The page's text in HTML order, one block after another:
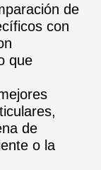
de
con
que
de
o la